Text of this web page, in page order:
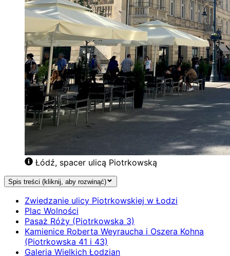
Łódź, spacer ulicą Piotrkowską
Spis treści (kliknij, aby rozwinąć)
Zwiedzanie ulicy Piotrkowskiej w Łodzi
Plac Wolności
Pasaż Róży (Piotrkowska 3)
Kamienice Roberta Weyraucha i Oszera Kohna
(Piotrkowska 41 i 43)
Galeria Wielkich Łodzian